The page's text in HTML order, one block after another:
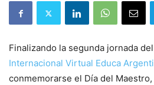
Finalizando la segunda jornada del
Internacional Virtual Educa
conmemorarse el Día del